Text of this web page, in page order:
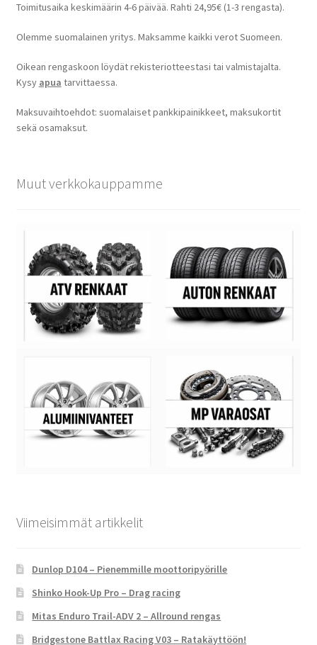
Toimitusaika keskimäärin 4-6 päivää. Rahti 24,95€ (1-3 rengasta).
Olemme suomalainen yritys. Maksamme kaikki verot Suomeen.
Oikean rengaskoon löydät rekisteriotteestasi tai valmistajalta.
Kysy apua tarvittaessa.
Maksuvaihtoehdot: suomalaiset pankkipainikkeet, maksukortit
sekä osamaksut.
Muut verkkokauppamme
Viimeisimmät artikkelit
Dunlop D104 – Pienemmille moottoripyörille
Shinko Hook-Up Pro – Drag racing
Mitas Enduro Trail-ADV 2 – Allround rengas
Bridgestone Battlax Racing V03 – Ratakäyttöön!